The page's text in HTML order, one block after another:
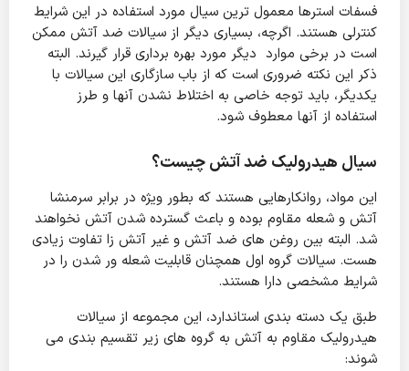
فسفات استرها معمول ترین سیال مورد استفاده در این شرایط
کنترلی هستند. اگرچه، بسیاری دیگر از سیالات ضد آتش ممکن
است در برخی موارد دیگر مورد بهره برداری قرار گیرند. البته
ذکر این نکته ضروری است که از باب سازگاری این سیالات با
یکدیگر، باید توجه خاصی به اختلاط نشدن آنها و طرز
استفاده از آنها معطوف شود.
سیال هیدرولیک ضد آتش چیست؟
این مواد، روانکارهایی هستند که بطور ویژه در برابر سرمنشا
آتش و شعله مقاوم بوده و باعث گسترده شدن آتش نخواهند
شد. البته بین روغن های ضد آتش و غیر آتش زا تفاوت زیادی
هست. سیالات گروه اول همچنان قابلیت شعله ور شدن را در
شرایط مشخصی دارا هستند.
طبق یک دسته بندی استاندارد، این مجموعه از سیالات
هیدرولیک مقاوم به آتش به گروه های زیر تقسیم بندی می
شوند: